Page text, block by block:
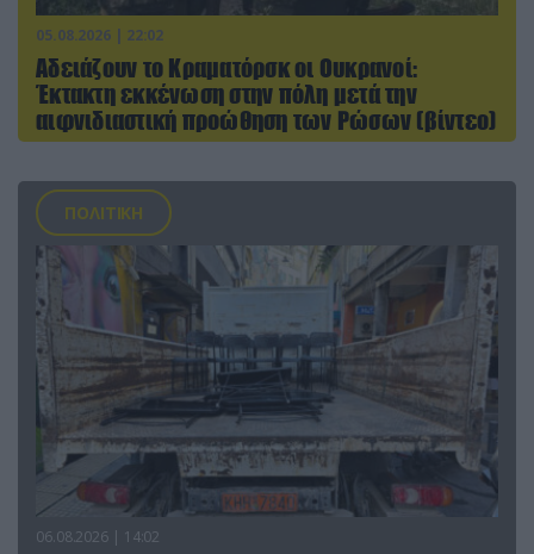
05.08.2026 | 22:02
Αδειάζουν το Κραματόρσκ οι Ουκρανοί:
Έκτακτη εκκένωση στην πόλη μετά την
αιφνιδιαστική προώθηση των Ρώσων (βίντεο)
ΠΟΛΙΤΙΚΗ
06.08.2026 | 14:02